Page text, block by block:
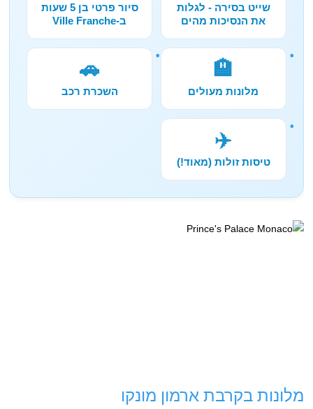
שייט בסירה - לגלות
את הנסיכות מהים
סיור פרטי בן 5 שעות
ב-Ville Franche
🏨
מלונות מעולים
🚗
השכרת רכב
✈️
טיסות זולות (מאוד!)
מלונות בקרבת ארמון מונקו